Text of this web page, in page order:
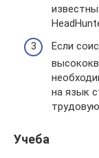
Если
на язык
Учеба